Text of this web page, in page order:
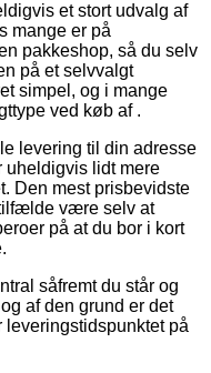
et stort udvalg af
mange er på
pakkeshop, så du selv
på et selvvalgt
simpel, og i mange
ved køb af .
levering til din adresse
uheldigvis lidt mere
Den mest prisbevidste
være selv at
på at du bor i kort
såfremt du står og
af den grund er det
på